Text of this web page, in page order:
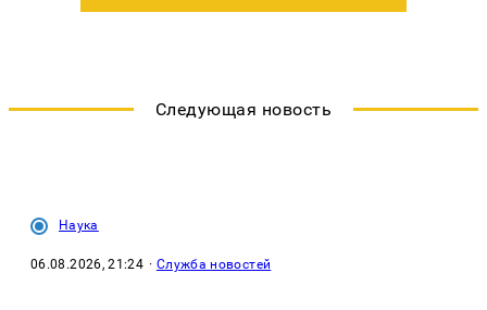
Следующая новость
Наука
06.08.2026, 21:24 · Служба новостей